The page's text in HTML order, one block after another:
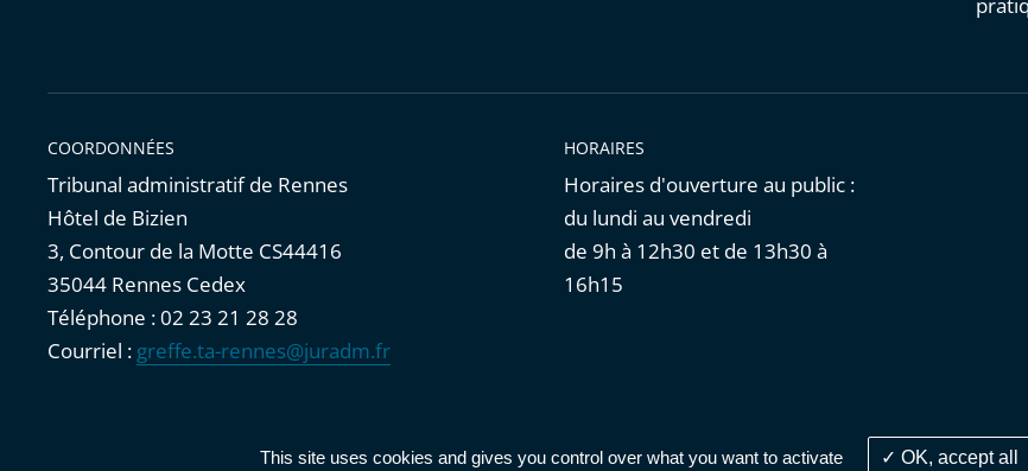
This site uses cookies and gives you control over what you want to activate OK, accept all
COORDONNÉES
Tribunal administratif de Rennes
Hôtel de Bizien
3, Contour de la Motte CS44416
35044 Rennes Cedex
Téléphone : 02 23 21 28 28
Courriel : greffe.ta-rennes@juradm.fr
HORAIRES
Horaires d'ouverture au public :
du lundi au vendredi
de 9h à 12h30 et de 13h30 à
16h15